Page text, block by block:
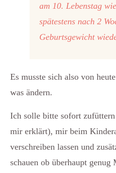
am 10. Lebenstag
spätestens nach 2
Geburtsgewicht
Es musste sich also von
was ändern.
Ich solle bitte sofort
mir erklärt), mir beim
verschreiben lassen und
schauen ob überhaupt genug